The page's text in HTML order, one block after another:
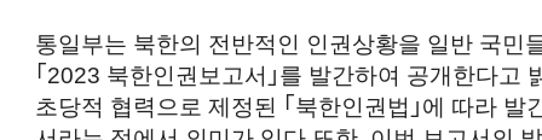
통일부는 북한의 전반적인 인권상황을 일반 국민
｢2023 북한인권보고서｣를 발간하여 공개한다고
초당적 협력으로 제정된 ｢북한인권법｣에 따라 발